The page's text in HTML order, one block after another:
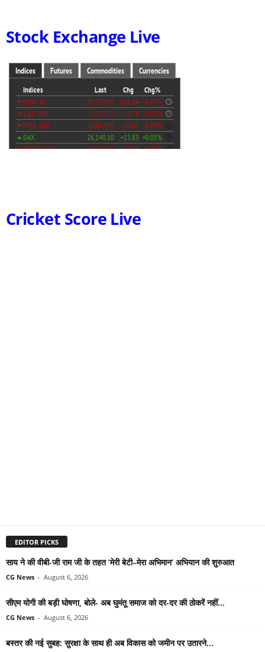
Stock Exchange Live
Cricket Score Live
EDITOR PICKS
साय ने की वीबी-जी राम जी के तहत ‘मेरी बेटी–मेरा अभिमान’ अभियान की शुरुआत
CG News - August 6, 2026
सीएम योगी की बड़ी घोषणा, बोले- अब घुमंतू समाज को दर-दर की ठोकरें नहीं...
CG News - August 6, 2026
बस्तर की नई सुबह: सुरक्षा के साथ ही अब विकास को जमीन पर उतारने...